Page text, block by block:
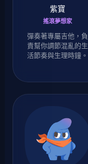
紫寶
搖滾夢想家
彈奏著專屬吉他，負
責幫你調節混亂的生
活節奏與生理時鐘。